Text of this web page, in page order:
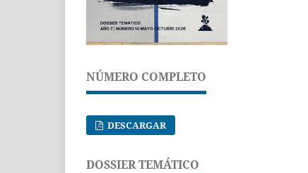
NÚMERO COMPLETO
DESCARGAR
DOSSIER TEMÁTICO